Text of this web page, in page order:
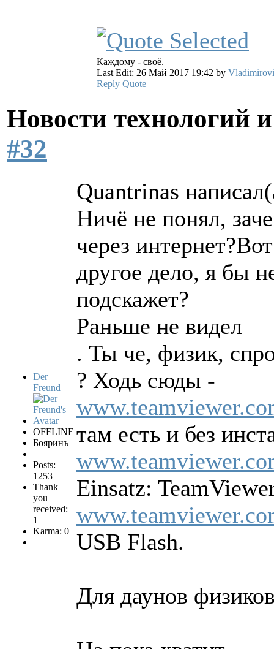
Каждому - своё.
Last Edit: 26 Май 2017 19:42 by
Reply Quote
Новости технологий
#32
Der
Freund
OFFLINE
Бояринъ
Posts:
1253
Thank
you
received:
1
Karma: 0
Quаntrinаs
Ничё не понял,
через
другое дело, я бы
подскажет?
Раньше не видел
. Ты че, физик,
? Ходь сюды -
там есть и без
Einsatz:
USB Flash.
Для даунов